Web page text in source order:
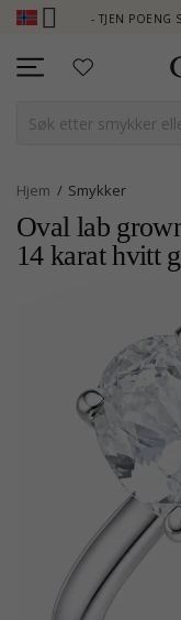
- TJEN POENG SE MER - KLIKK
Hjem Smykker
Oval lab
14 karat hvitt